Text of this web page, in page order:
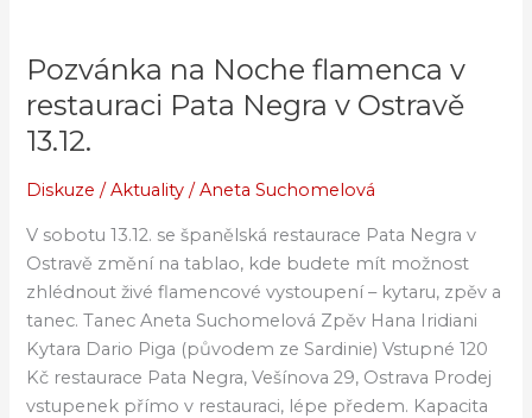
Pozvánka na Noche flamenca v
restauraci Pata Negra v Ostravě
13.12.
Diskuze /Aktuality /Aneta Suchomelová
V sobotu 13.12. se španělská restaurace Pata Negra v
Ostravě změní na tablao, kde budete mít možnost
zhlédnout živé flamencové vystoupení – kytaru, zpěv a
tanec. Tanec Aneta Suchomelová Zpěv Hana Iridiani
Kytara Dario Piga (původem ze Sardinie) Vstupné 120
Kč restaurace Pata Negra, Vešínova 29, Ostrava Prodej
vstupenek přímo v restauraci, lépe předem. Kapacita
Pozvánka
Noche
flamenca
v
Pata
Negra
v
Ostravě
13.12.